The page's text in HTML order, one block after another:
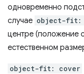
одновременно
случае object-fit:
центре (положение
естественном
object-fit: cover